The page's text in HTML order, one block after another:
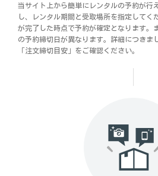
当サイト上から簡単にレンタルの予約が行
し、レンタル期間と受取場所を指定してく
が完了した時点で予約が確定となります。
の予約締切日が異なります。詳細につきま
「注文締切目安」をご確認ください。